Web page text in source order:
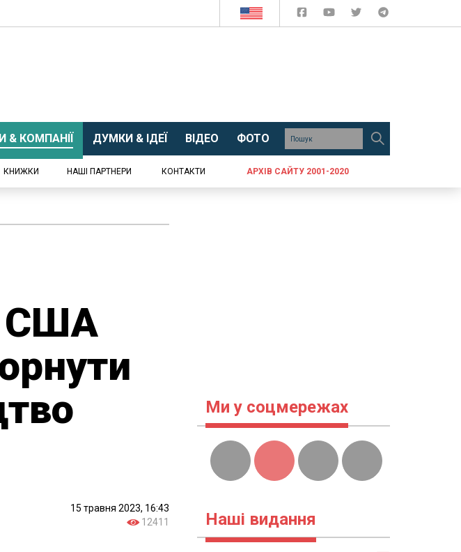
& КОМПАНІЇ ДУМКИ & ІДЕЇ ВІДЕО ФОТО
КНИЖКИ НАШІ ПАРТНЕРИ КОНТАКТИ АРХІВ САЙТУ 2001-2020
США
15 травня 2023, 16:43
12411
Ми у соцмережах
Наші видання